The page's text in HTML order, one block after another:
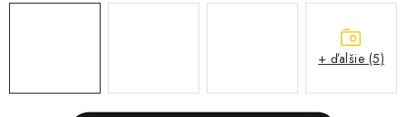
+ ďalšie (5)